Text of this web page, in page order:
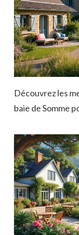
Découvrez les
baie de Somme